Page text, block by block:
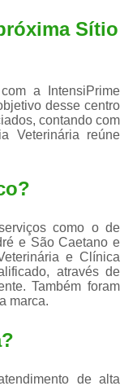
Veterinária
de Ultrassom para
Santo André
Cachorro
de Estimação
Veterinária
Santo André
André
Limpeza
Sítio
a IntensiPrime
desse centro
contando com
Veterinária reúne
como o de
e São Caetano e
e Clínica
através de
Também foram
marca.
de alta